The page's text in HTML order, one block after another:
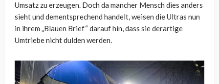
Umsatz zu erzeugen. Doch da mancher Mensch dies anders
sieht und dementsprechend handelt, weisen die Ultras nun
in ihrem „Blauen Brief“ darauf hin, dass sie derartige
Umtriebe nicht dulden werden.